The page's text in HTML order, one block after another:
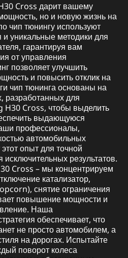
Cross дарит вашему
но и новую жизнь на
чип тюнингу используют
и уникальные методики для
гарантируя вам
от управления
позволяет улучшить
и повысить отклик на
чип тюнинга основаны на
разработанных для
Cross, чтобы выделить
выдающуюся
профессионалы,
автомобильных
опыт для точной
исключительных результатов.
Cross – мы концентрируем
катализатор,
снятие ограничения
повышение мощности и
Наша
обеспечивает, что
не просто автомобилем, а
на дорогах. Испытайте
поворот колеса